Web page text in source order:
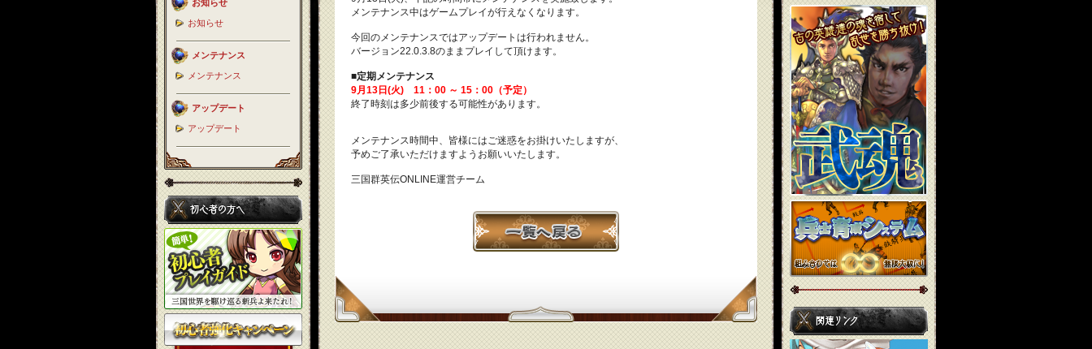
お知らせ
お知らせ
メンテナンス
メンテナンス
アップデート
アップデート
メンテナンス中はゲームプレイが行えなくなります。
今回のメンテナンスではアップデートは行われません。
バージョン22.0.3.8のままプレイして頂けます。
■定期メンテナンス
9月13日(火) 11：00 ～ 15：00（予定）
終了時刻は多少前後する可能性があります。
メンテナンス時間中、皆様にはご迷惑をお掛けいたしますが、
予めご了承いただけますようお願いいたします。
三国群英伝ONLINE運営チーム